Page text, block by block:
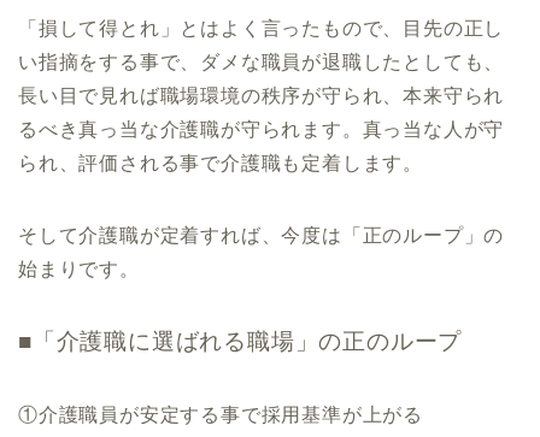
「損して得とれ」とはよく言ったもので、目先の正し
い指摘をする事で、ダメな職員が退職したとしても、
長い目で見れば職場環境の秩序が守られ、本来守られ
るべき真っ当な介護職が守られます。真っ当な人が守
られ、評価される事で介護職も定着します。
そして介護職が定着すれば、今度は「正のループ」の
始まりです。
■「介護職に選ばれる職場」の正のループ
①介護職員が安定する事で採用基準が上がる